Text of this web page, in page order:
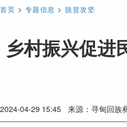
首页 > 专题信息 > 脱贫攻坚
乡村振兴促进
2024-04-29 15:45 来源：寻甸回族